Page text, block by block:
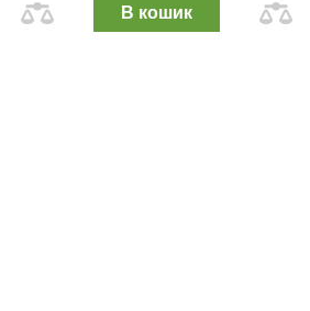
В кошик